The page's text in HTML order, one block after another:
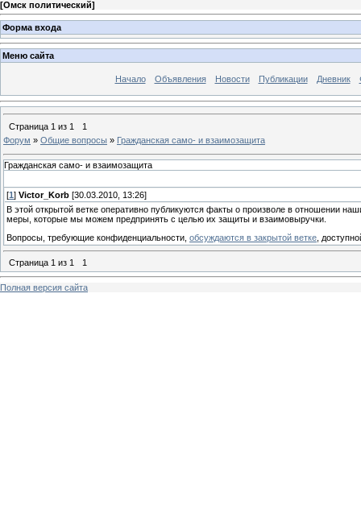
[Омск политический]
Форма входа
Меню сайта
Начало Объявления Новости Публикации Дневник
Страница 1 из 1
1
Форум » Общие вопросы » Гражданская само- и взаимозащита
Гражданская само- и взаимозащита
[1 ] Victor_Korb [30.03.2010, 13:26]
В этой открытой ветке оперативно публикуются факты о произволе в отношении
меры, которые мы можем предпринять с целью их защиты и взаимовыручки.
Вопросы, требующие конфиденциальности, обсуждаются в закрытой ветке ,
Страница 1 из 1 1
Полная версия сайта